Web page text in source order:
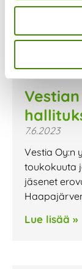
7.6.2023
Vestia Oy:n
toukokuuta
jäsenet
Lue lisää »